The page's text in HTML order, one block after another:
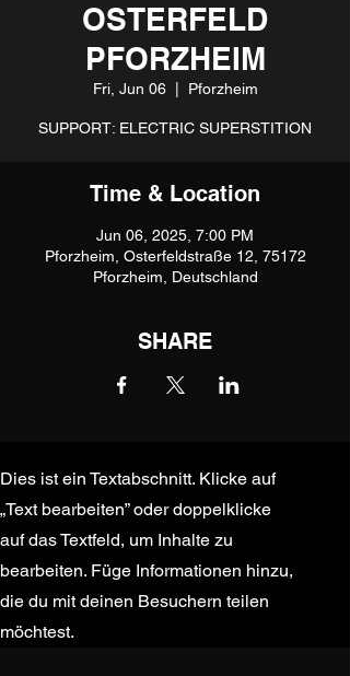
OSTERFELD
PFORZHEIM
Fri, Jun 06
  |
Pforzheim
SUPPORT: ELECTRIC SUPERSTITION
Time & Location
Jun 06, 2025, 7:00 PM
Pforzheim, Osterfeldstraße 12, 75172
Pforzheim, Deutschland
SHARE
Dies ist ein Textabschnitt. Klicke auf
„Text bearbeiten” oder doppelklicke
auf das Textfeld, um Inhalte zu
bearbeiten. Füge Informationen hinzu,
die du mit deinen Besuchern teilen
möchtest.